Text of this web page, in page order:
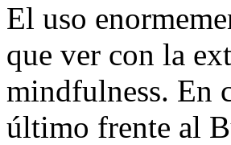
El uso
que ver con la
mindfulness. En
último frente al